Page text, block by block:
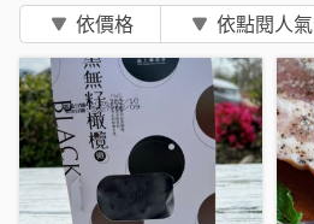
依價格
依點閱人氣